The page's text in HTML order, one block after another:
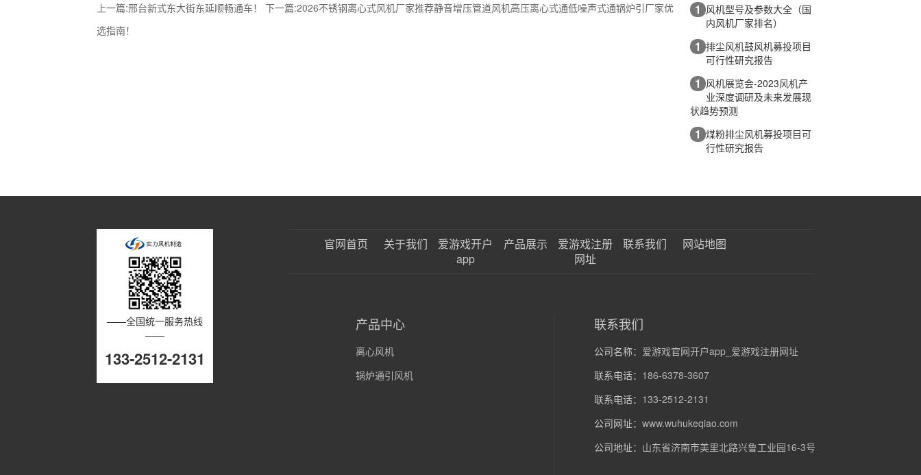
上一篇:邢台新式东大街东延顺畅通车！ 下一篇:2026不锈钢离心式风机厂家推荐静音增压管道风机高压离心式通低噪声式通锅炉引厂家优
选指南！
1 风机型号及参数大全（国
内风机厂家排名）
1 排尘风机鼓风机募投项目
可行性研究报告
1 风机展览会-2023风机产
业深度调研及未来发展现
状趋势预测
1 煤粉排尘风机募投项目可
行性研究报告
——全国统一服务热线
——
133-2512-2131
官网首页 关于我们
爱游戏开户
app
产品展示
爱游戏注册
网址
联系我们 网站地图
产品中心
离心风机
锅炉通引风机
联系我们
公司名称： 爱游戏官网开户app_爱游戏注册网址
联系电话： 186-6378-3607
联系电话： 133-2512-2131
公司网址： www.wuhukeqiao.com
公司地址： 山东省济南市美里北路兴鲁工业园16-3号